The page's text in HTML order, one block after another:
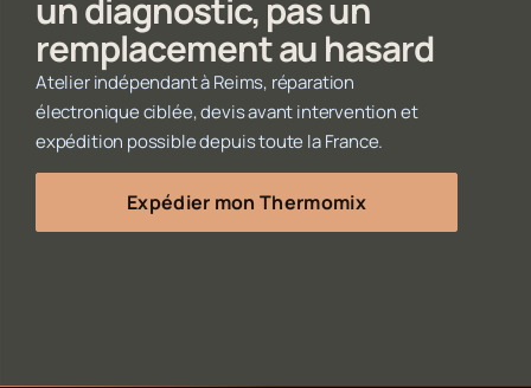
un diagnostic, pas un
remplacement au hasard
Atelier indépendant à Reims, réparation
électronique ciblée, devis avant intervention et
expédition possible depuis toute la France.
Expédier mon Thermomix